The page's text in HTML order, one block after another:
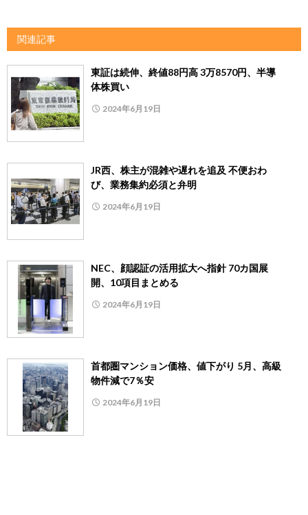
関連記事
東証は続伸、終値88円高 3万8570円、半導
体株買い
2024年6月19日
JR西、株主が混雑や遅れを追及 不便おわ
び、業務集約必須と弁明
2024年6月19日
NEC、顔認証の活用拡大へ指針 70カ国展
開、10項目まとめる
2024年6月19日
首都圏マンション価格、値下がり 5月、高級
物件減で7％安
2024年6月19日